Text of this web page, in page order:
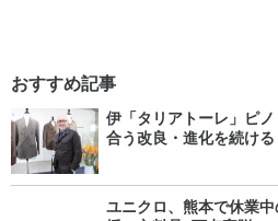
おすすめ記事
伊「タリアトーレ」ピ
合う改良・進化を続ける
ユニクロ、熊本で休業